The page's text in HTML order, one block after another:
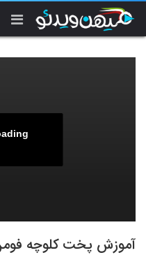
آموزش پخت کلوچه